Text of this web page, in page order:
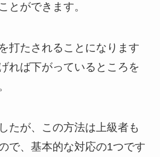
とができます。
打たされることになります
れば下がっているところを
たが、この方法は上級者も
で、基本的な対応の1つです